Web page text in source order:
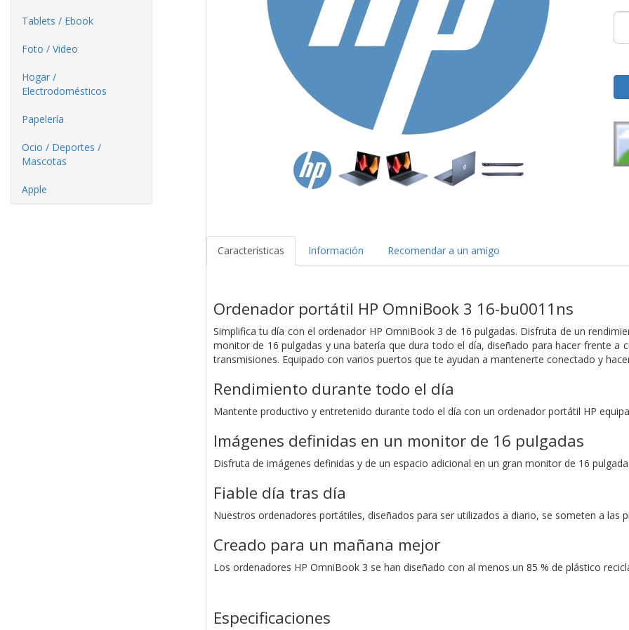
Tablets / Ebook
Foto / Video
Hogar /
Electrodomésticos
Papelería
Ocio / Deportes /
Mascotas
Apple
Características Información Recomendar a un amigo
Ordenador portátil HP OmniBook 3 16-bu0011ns
Simplifica tu día con el ordenador HP OmniBook 3 de 16 pulgadas. Disfruta de un
monitor de 16 pulgadas y una batería que dura todo el día, diseñado para hacer frente a
transmisiones. Equipado con varios puertos que te ayudan a mantenerte conectado y
Rendimiento durante todo el día
Mantente productivo y entretenido durante todo el día con un ordenador portátil HP
Imágenes definidas en un monitor de 16 pulgadas
Disfruta de imágenes definidas y de un espacio adicional en un gran monitor de 16
Fiable día tras día
Nuestros ordenadores portátiles, diseñados para ser utilizados a diario, se someten a las
Creado para un mañana mejor
Los ordenadores HP OmniBook 3 se han diseñado con al menos un 85 % de plástico
Especificaciones